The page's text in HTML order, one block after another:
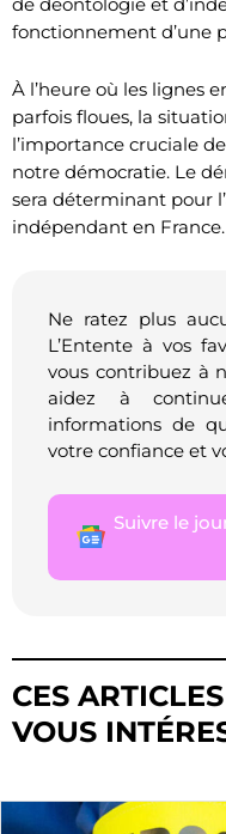
fonctionnement d’une
À l’heure où les lignes
parfois floues, la
l’importance cruciale
notre démocratie. Le
sera déterminant pour
indépendant en France.
Ne ratez plus
L’Entente à vos
vous contribuez à
aidez à
informations de
votre confiance et
Suivre le
CES
VOUS